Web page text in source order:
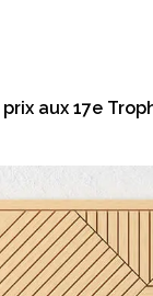
prix aux 17e